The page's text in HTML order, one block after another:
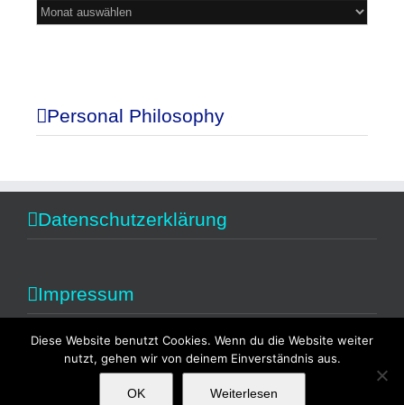
Mein
Blog
Personal Philosophy
Datenschutzerklärung
Impressum
Copyright 2014 Alexandra Fischer | All Rights Reserved
Diese Website benutzt Cookies. Wenn du die Website weiter
nutzt, gehen wir von deinem Einverständnis aus.
OK Weiterlesen